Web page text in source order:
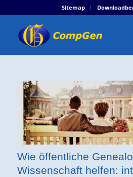
Sitemap
Wie öffentliche
Wissenschaft helfen: